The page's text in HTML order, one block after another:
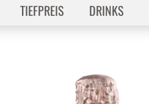
TIEFPREIS DRINKS